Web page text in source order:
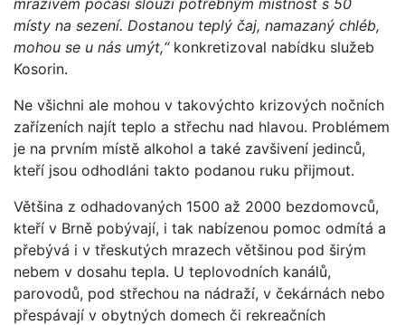
místy na sezení. Dostanou teplý čaj, namazaný chléb,
mohou se u nás umýt,“konkretizoval nabídku služeb
Kosorin.
Ne všichni ale mohou v takovýchto krizových nočních
zařízeních najít teplo a střechu nad hlavou. Problémem
je na prvním místě alkohol a také zavšivení jedinců,
kteří jsou odhodláni takto podanou ruku přijmout.
Většina z odhadovaných 1500 až 2000 bezdomovců,
kteří v Brně pobývají, i tak nabízenou pomoc odmítá a
přebývá i v třeskutých mrazech většinou pod širým
nebem v dosahu tepla. U teplovodních kanálů,
parovodů, pod střechou na nádraží, v čekárnách nebo
přespávají v obytných domech či rekreačních